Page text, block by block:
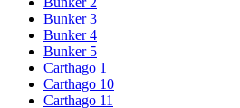
Bunker 3
Bunker 4
Bunker 5
Carthago 1
Carthago 10
Carthago 11